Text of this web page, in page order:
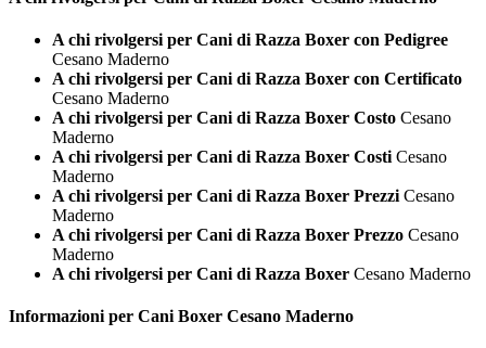
A chi rivolgersi per Cani di Razza Boxer con Pedigree
Cesano Maderno
A chi rivolgersi per Cani di Razza Boxer con Certificato
Cesano Maderno
A chi rivolgersi per Cani di Razza Boxer Costo Cesano
Maderno
A chi rivolgersi per Cani di Razza Boxer Costi Cesano
Maderno
A chi rivolgersi per Cani di Razza Boxer Prezzi Cesano
Maderno
A chi rivolgersi per Cani di Razza Boxer Prezzo Cesano
Maderno
A chi rivolgersi per Cani di Razza Boxer Cesano Maderno
Informazioni per Cani Boxer Cesano Maderno